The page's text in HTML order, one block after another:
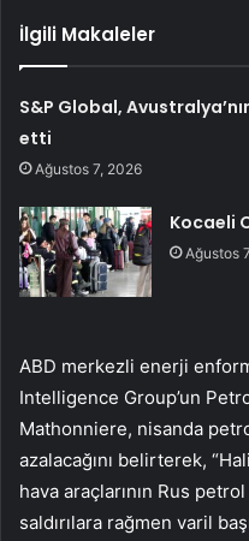
İlgili Makaleler
S&P Global,
etti
Ağustos 7, 2026
Kocaeli
Ağustos
ABD merkezli enerji
Intelligence Group’un
Mathonniere, nisanda
azalacağını belirterek,
hava araçlarının Rus
saldırılara rağmen varil